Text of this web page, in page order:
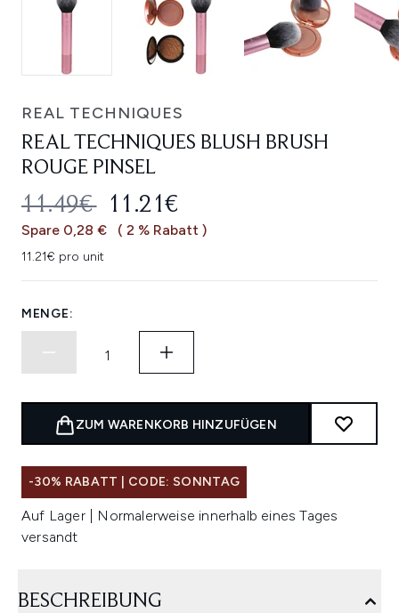
REAL TECHNIQUES
REAL TECHNIQUES BLUSH BRUSH
ROUGE PINSEL
UNVERBINDLICHE
11.49€ AKTUELLER PREIS:
11.21€
Spare 0,28 € ( 2 % Rabatt )
11.21€ pro unit
MENGE:
ZUM WARENKORB HINZUFÜGEN
-30% RABATT | CODE: SONNTAG
Auf Lager | Normalerweise innerhalb eines Tages
versandt
BESCHREIBUNG